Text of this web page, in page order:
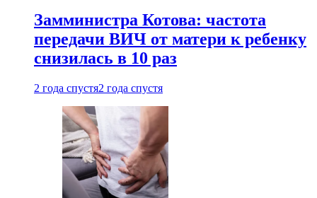
Замминистра Котова: частота
передачи ВИЧ от матери к ребенку
снизилась в 10 раз
2 года спустя2 года спустя